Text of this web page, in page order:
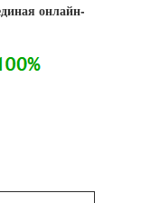
онлайн-